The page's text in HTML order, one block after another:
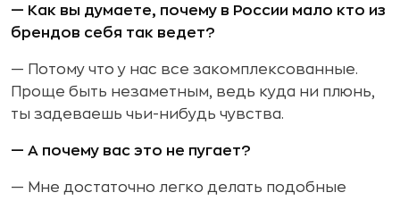
— Как вы думаете, почему в России мало кто из
брендов себя так ведет?
— Потому что у нас все закомплексованные.
Проще быть незаметным, ведь куда ни плюнь,
ты задеваешь чьи-нибудь чувства.
— А почему вас это не пугает?
— Мне достаточно легко делать подобные